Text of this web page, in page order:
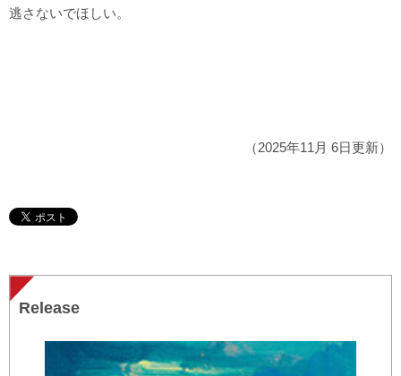
逃さないでほしい。
（2025年11月 6日更新）
Release